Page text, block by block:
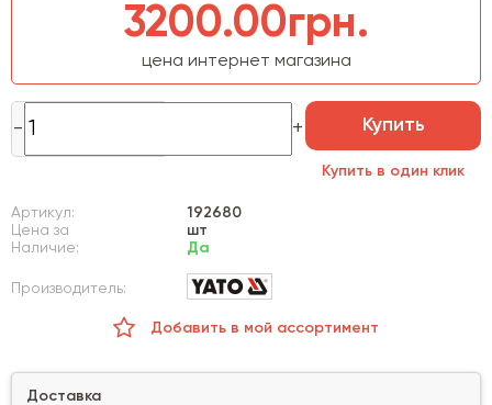
3200.00грн.
цена интернет магазина
Купить
Купить в один клик
Артикул:
192680
Цена за
шт
Наличие:
Да
Производитель:
Добавить в мой ассортимент
Доставка